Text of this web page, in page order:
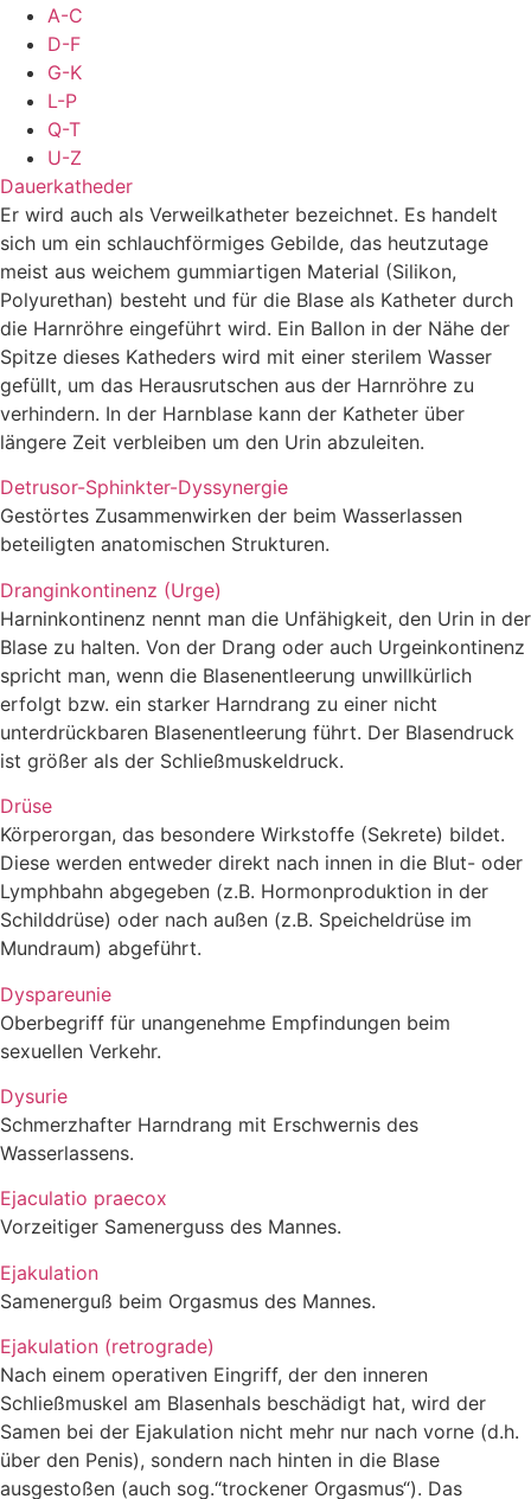
A-C
D-F
G-K
L-P
Q-T
U-Z
Dauerkatheder
Er wird auch als Verweilkatheter bezeichnet. Es handelt
sich um ein schlauchförmiges Gebilde, das heutzutage
meist aus weichem gummiartigen Material (Silikon,
Polyurethan) besteht und für die Blase als Katheter durch
die Harnröhre eingeführt wird. Ein Ballon in der Nähe der
Spitze dieses Katheders wird mit einer sterilem Wasser
gefüllt, um das Herausrutschen aus der Harnröhre zu
verhindern. In der Harnblase kann der Katheter über
längere Zeit verbleiben um den Urin abzuleiten.
Detrusor-Sphinkter-Dyssynergie
Gestörtes Zusammenwirken der beim Wasserlassen
beteiligten anatomischen Strukturen.
Dranginkontinenz (Urge)
Harninkontinenz nennt man die Unfähigkeit, den Urin in der
Blase zu halten. Von der Drang oder auch Urgeinkontinenz
spricht man, wenn die Blasenentleerung unwillkürlich
erfolgt bzw. ein starker Harndrang zu einer nicht
unterdrückbaren Blasenentleerung führt. Der Blasendruck
ist größer als der Schließmuskeldruck.
Drüse
Körperorgan, das besondere Wirkstoffe (Sekrete) bildet.
Diese werden entweder direkt nach innen in die Blut- oder
Lymphbahn abgegeben (z.B. Hormonproduktion in der
Schilddrüse) oder nach außen (z.B. Speicheldrüse im
Mundraum) abgeführt.
Dyspareunie
Oberbegriff für unangenehme Empfindungen beim
sexuellen Verkehr.
Dysurie
Schmerzhafter Harndrang mit Erschwernis des
Wasserlassens.
Ejaculatio praecox
Vorzeitiger Samenerguss des Mannes.
Ejakulation
Samenerguß beim Orgasmus des Mannes.
Ejakulation (retrograde)
Nach einem operativen Eingriff, der den inneren
Schließmuskel am Blasenhals beschädigt hat, wird der
Samen bei der Ejakulation nicht mehr nur nach vorne (d.h.
über den Penis), sondern nach hinten in die Blase
ausgestoßen (auch sog.“trockener Orgasmus“). Das